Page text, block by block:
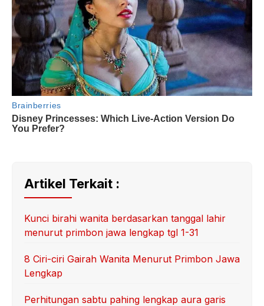
Artikel Terkait :
Kunci birahi wanita berdasarkan tanggal lahir
menurut primbon jawa lengkap tgl 1-31
8 Ciri-ciri Gairah Wanita Menurut Primbon Jawa
Lengkap
Perhitungan sabtu pahing lengkap aura garis